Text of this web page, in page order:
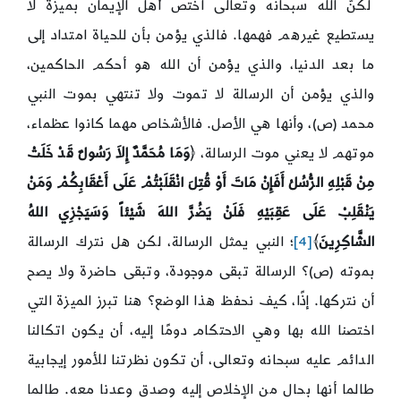
لكنّ الله سبحانه وتعالى اختص أهل الإيمان بميزة لا
يستطيع غيرهم فهمها. فالذي يؤمن بأن للحياة امتداد إلى
ما بعد الدنيا، والذي يؤمن أن الله هو أحكم الحاكمين،
والذي يؤمن أن الرسالة لا تموت ولا تنتهي بموت النبي
محمد (ص)، وأنها هي الأصل. فالأشخاص مهما كانوا عظماء،
موتهم لا يعني موت الرسالة، ﴿وَمَا مُحَمَّدٌ إِلاَ رَسُولٌ قَدْ خَلَتْ
مِنْ قَبْلِهِ الرُّسُلُ أَفَإِنْ مَاتَ أَوْ قُتِلَ انْقَلَبْتُمْ عَلَى أَعْقَابِكُمْ وَمَنْ
يَنْقَلِبْ عَلَى عَقِبَيْهِ فَلَنْ يَضُرَّ اللهَ شَيْئاً وَسَيَجْزِي اللهُ
الشَّاكِرِينَ﴾ [4]
؛ النبي يمثل الرسالة، لكن هل نترك الرسالة
بموته (ص)؟ الرسالة تبقى موجودة، وتبقى حاضرة ولا يصح
أن نتركها. إذًا، كيف نحفظ هذا الوضع؟ هنا تبرز الميزة التي
اختصنا الله بها وهي الاحتكام دومًا إليه، أن يكون اتكالنا
الدائم عليه سبحانه وتعالى، أن تكون نظرتنا للأمور إيجابية
طالما أنها بحال من الإخلاص إليه وصدق وعدنا معه. طالما